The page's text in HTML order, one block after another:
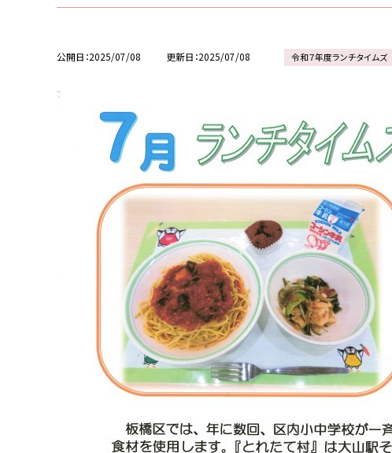
公開日 2025/07/08 更新日 2025/07/08 令和７年度ランチタイムズ